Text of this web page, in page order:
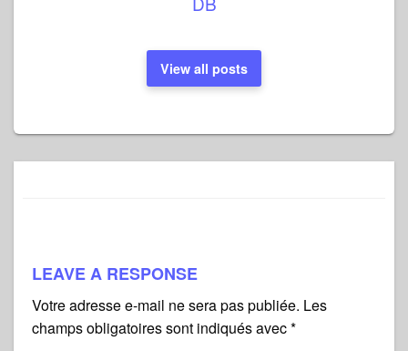
View all posts
LEAVE A RESPONSE
Votre adresse e-mail ne sera pas publiée. Les
champs obligatoires sont indiqués avec*